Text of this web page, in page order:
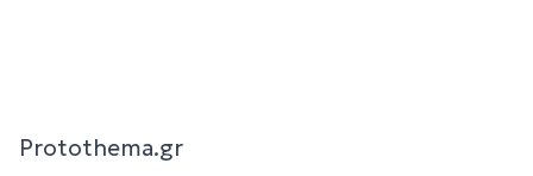
Protothema.gr